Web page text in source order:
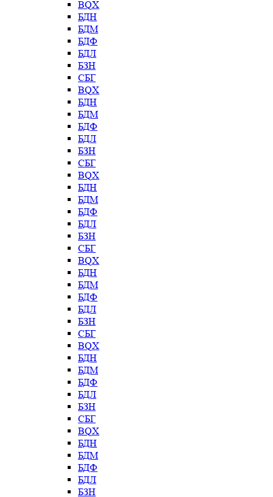
BQX
БДН
БДМ
БДФ
БДЛ
БЗН
СБГ
BQX
БДН
БДМ
БДФ
БДЛ
БЗН
СБГ
BQX
БДН
БДМ
БДФ
БДЛ
БЗН
СБГ
BQX
БДН
БДМ
БДФ
БДЛ
БЗН
СБГ
BQX
БДН
БДМ
БДФ
БДЛ
БЗН
СБГ
BQX
БДН
БДМ
БДФ
БДЛ
БЗН